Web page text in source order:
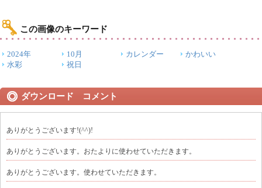
この画像のキーワード
2024年 10月 カレンダー
かわいい
水彩
祝日
ダウンロード コメント
ありがとうございます!(^^)!
ありがとうございます。おたよりに使わせていただきます。
ありがとうございます。使わせていただきます。